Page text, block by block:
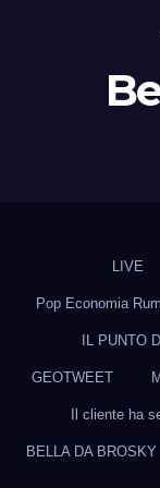
LIVE
Pop Economia
IL PUNTO
GEOTWEET
Il cliente ha
BELLA DA BROSKY